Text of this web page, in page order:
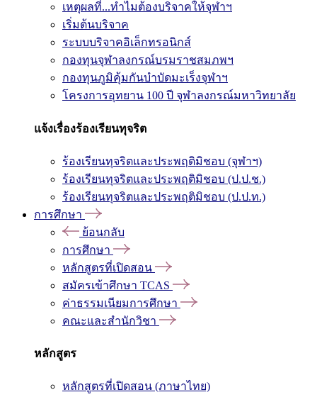
เหตุผลที่...ทำไมต้องบริจาคให้จุฬาฯ
เริ่มต้นบริจาค
ระบบบริจาคอิเล็กทรอนิกส์
กองทุนจุฬาลงกรณ์บรมราชสมภพฯ
กองทุนภูมิคุ้มกันบำบัดมะเร็งจุฬาฯ
โครงการอุทยาน 100 ปี จุฬาลงกรณ์มหาวิทยาลัย
แจ้งเรื่องร้องเรียนทุจริต
ร้องเรียนทุจริตและประพฤติมิชอบ (จุฬาฯ)
ร้องเรียนทุจริตและประพฤติมิชอบ (ป.ป.ช.)
ร้องเรียนทุจริตและประพฤติมิชอบ (ป.ป.ท.)
การศึกษา
ย้อนกลับ
การศึกษา
หลักสูตรที่เปิดสอน
สมัครเข้าศึกษา TCAS
ค่าธรรมเนียมการศึกษา
คณะและสำนักวิชา
หลักสูตร
หลักสูตรที่เปิดสอน (ภาษาไทย)